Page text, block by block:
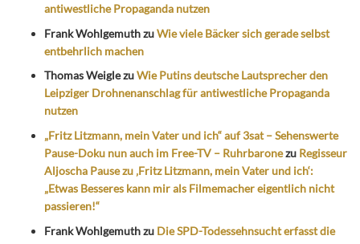
antiwestliche Propaganda nutzen
Frank WohlgemuthzuWie viele Bäcker sich gerade selbst
entbehrlich machen
Thomas WeiglezuWie Putins deutsche Lautsprecher den
Leipziger Drohnenanschlag für antiwestliche Propaganda
nutzen
„Fritz Litzmann, mein Vater und ich“ auf 3sat – Sehenswerte
Pause-Doku nun auch im Free-TV – Ruhrbaronezu Regisseur
Aljoscha Pause zu ‚Fritz Litzmann, mein Vater und ich‘:
„Etwas Besseres kann mir als Filmemacher eigentlich nicht
passieren!“
Frank Wohlgemuthzu Die SPD-Todessehnsucht erfasst die